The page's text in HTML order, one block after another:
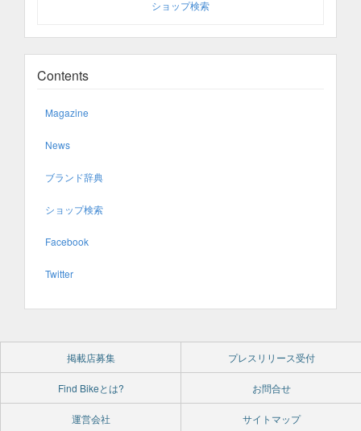
ショップ検索
Contents
Magazine
News
ブランド辞典
ショップ検索
Facebook
Twitter
掲載店募集 プレスリリース受付
Find Bikeとは? お問合せ
運営会社 サイトマップ